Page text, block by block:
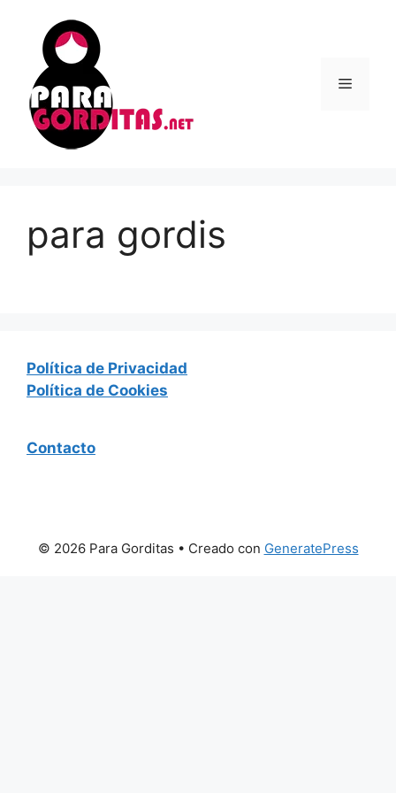
contenido
Menú
para gordis
Política de Privacidad
Política de Cookies
Contacto
© 2026 Para Gorditas • Creado con GeneratePress